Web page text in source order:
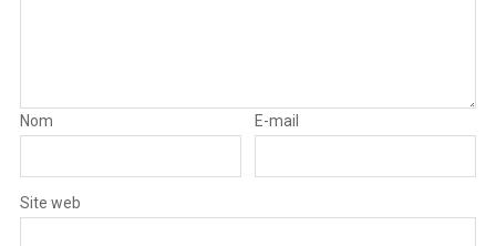
Nom E-mail
Site web